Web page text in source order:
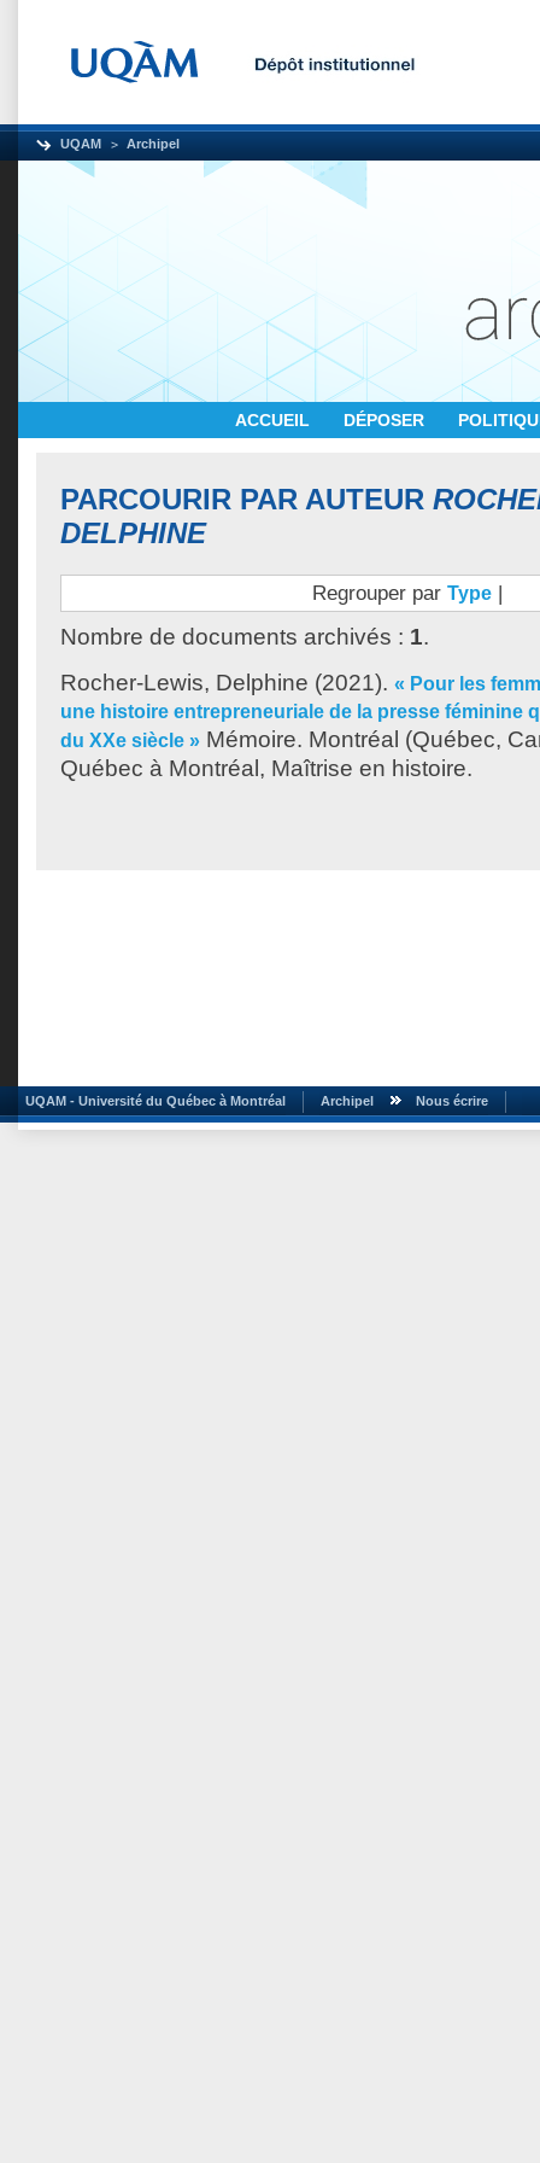
UQAM Archipel
ACCUEIL DÉPOSER
PARCOURIR PAR AUTEUR
DELPHINE
Regrouper par Type |
Nombre de documents archivés : 1.
Rocher-Lewis, Delphine (2021). « Pour les
une histoire entrepreneuriale de la presse féminine
du XXe siècle » Mémoire. Montréal (Québec,
Québec à Montréal, Maîtrise en histoire.
UQAM - Université du Québec à Montréal Archipel Nous écrire